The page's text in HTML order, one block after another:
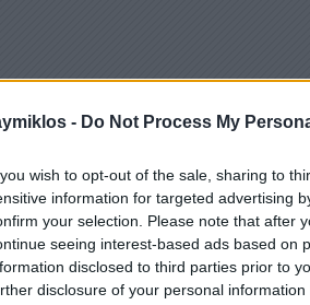
- Do Not Process My
wish to opt-out of the sale, sharing to
information for targeted advertising
your selection. Please note that after
seeing interest-based ads based on
disclosed to third parties prior to
disclosure of your personal